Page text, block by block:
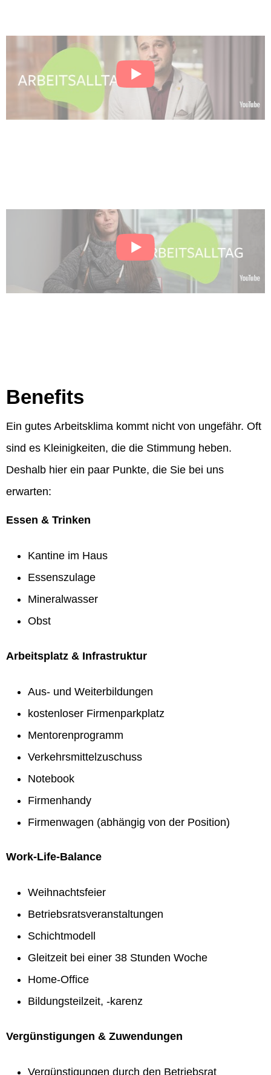
Benefits
Ein gutes Arbeitsklima kommt nicht von ungefähr. Oft
sind es Kleinigkeiten, die die Stimmung heben.
Deshalb hier ein paar Punkte, die Sie bei uns
erwarten:
Essen & Trinken
Kantine im Haus
Essenszulage
Mineralwasser
Obst
Arbeitsplatz & Infrastruktur
Aus- und Weiterbildungen
kostenloser Firmenparkplatz
Mentorenprogramm
Verkehrsmittelzuschuss
Notebook
Firmenhandy
Firmenwagen (abhängig von der Position)
Work-Life-Balance
Weihnachtsfeier
Betriebsratsveranstaltungen
Schichtmodell
Gleitzeit bei einer 38 Stunden Woche
Home-Office
Bildungsteilzeit, -karenz
Vergünstigungen & Zuwendungen
Vergünstigungen durch den Betriebsrat